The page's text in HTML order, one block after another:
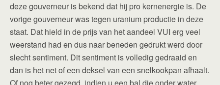
deze gouverneur is bekend dat hij pro kernenergie is. De
vorige gouverneur was tegen uranium productie in deze
staat. Dat hield in de prijs van het aandeel VUI erg veel
weerstand had en dus naar beneden gedrukt werd door
slecht sentiment. Dit sentiment is volledig gedraaid en
dan is het net of een deksel van een snelkookpan afhaalt.